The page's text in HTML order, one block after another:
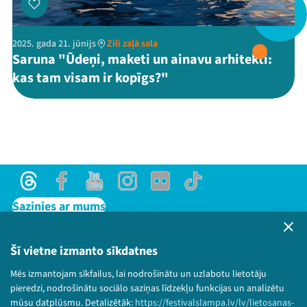
Šī vietne izmanto sīkdatnes
Mēs izmantojam sīkfailus, lai nodrošinātu un uzlabotu lietotāju
pieredzi, nodrošinātu sociālo saziņas līdzekļu funkcijas un analizētu
mūsu datplūsmu. Detalizētāk: https://festivalslampa.lv/lv/lietosanas-
ThreadsFacebookYoutube
X Instagram
Flick TikTok
2025. gada 21. jūnijs Zili zaļā sala
Saruna "Ūdeņi, maketi un ainavu arhitekti:
kas tam visam ir kopīgs?"
ThreadsFacebookYoutubeInstagram
Flick TikTok
Sazinies ar mums
Lietošanas noteikumi un sīkdatņu politika
Bērnu aizsardzības politika
© 2026 Sarunu festivāls LAMPA Visas tiesības
paturētas.